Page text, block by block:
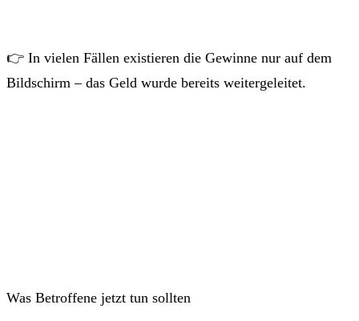
👉 In vielen Fällen existieren die Gewinne nur auf dem
Bildschirm – das Geld wurde bereits weitergeleitet.
Was Betroffene jetzt tun sollten